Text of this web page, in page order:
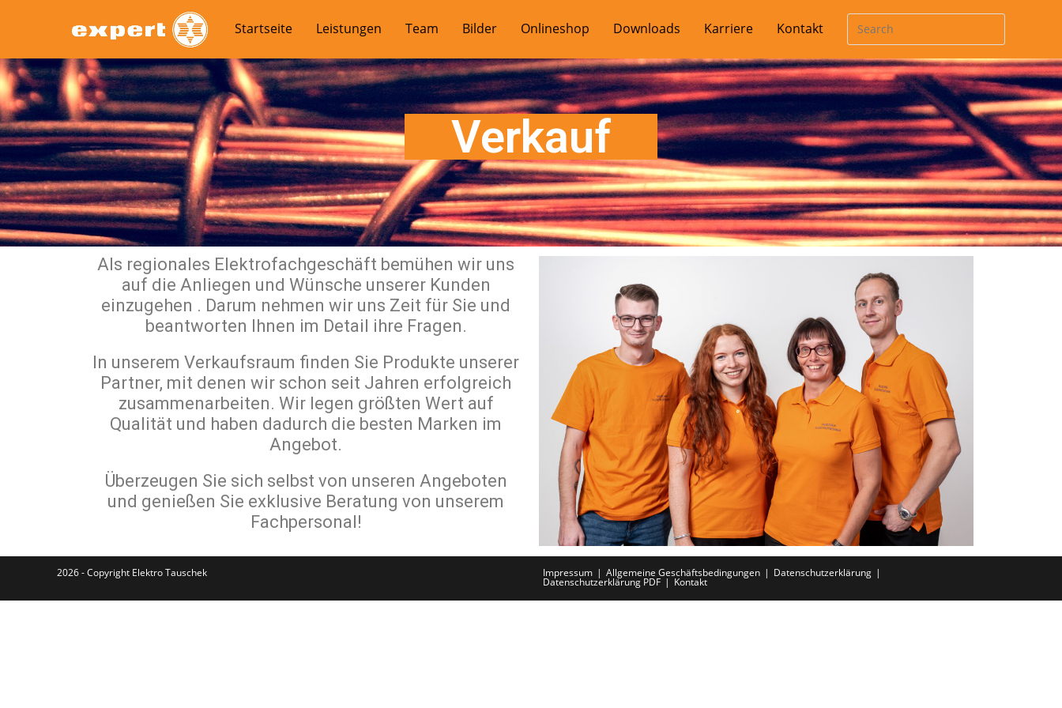
Startseite Leistungen Team Bilder Onlineshop Downloads Karriere Kontakt
Verkauf
Als regionales Elektrofachgeschäft bemühen wir uns
auf die Anliegen und Wünsche unserer Kunden
einzugehen . Darum nehmen wir uns Zeit für Sie und
beantworten Ihnen im Detail ihre Fragen.
In unserem Verkaufsraum finden Sie Produkte unserer
Partner, mit denen wir schon seit Jahren erfolgreich
zusammenarbeiten. Wir legen größten Wert auf
Qualität und haben dadurch die besten Marken im
Angebot.
Überzeugen Sie sich selbst von unseren Angeboten
und genießen Sie exklusive Beratung von unserem
Fachpersonal!
Impressum Allgemeine Geschäftsbedingungen Datenschutzerklärung
Datenschutzerklärung PDF Kontakt
2026 - Copyright Elektro Tauschek